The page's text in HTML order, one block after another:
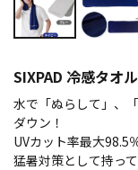
SIXPAD 冷感タオル
水で「ぬらして」、
ダウン！
UVカット率最大98.5
猛暑対策として持っ